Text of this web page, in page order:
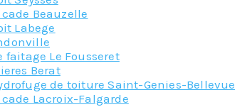
Beauzelle
Labege
faitage Le Fousseret
Berat
de toiture Saint-Genies-Bellevue
Lacroix-Falgarde